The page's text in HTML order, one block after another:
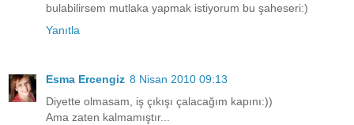
bulabilirsem mutlaka yapmak istiyorum bu şaheseri:)
Yanıtla
Esma Ercengiz 8 Nisan 2010 09:13
Diyette olmasam, iş çıkışı çalacağım kapını:))
Ama zaten kalmamıştır...